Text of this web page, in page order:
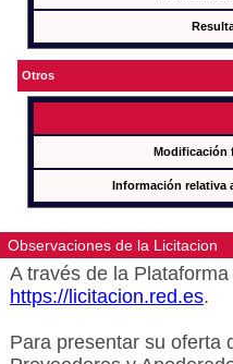
Otros
Modificación
Información relativa
Observaciones de la Licitacion
A través de la
https://licitacion.red.es.
Para presentar su oferta